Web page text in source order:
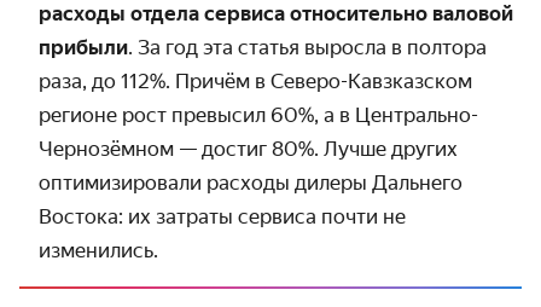
расходы отдела сервиса относительно валовой
прибыли. За год эта статья выросла в полтора
раза, до 112%. Причём в Северо-Кавзказском
регионе рост превысил 60%, а в Центрально-
Чернозёмном — достиг 80%. Лучше других
оптими­зировали расходы дилеры Дальнего
Востока: их затраты сервиса почти не
изменились.